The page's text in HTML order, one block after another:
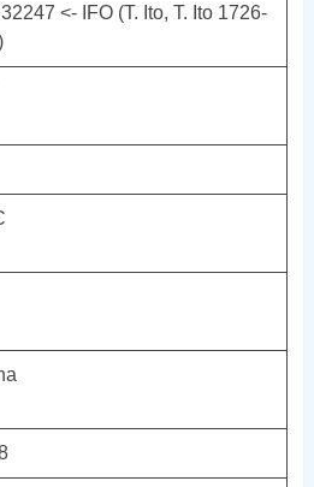
32247 <- IFO (T. Ito, T. Ito 1726-